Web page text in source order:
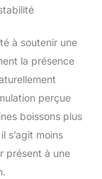
à soutenir une
la présence
perçue
boissons plus
s’agit moins
présent à une